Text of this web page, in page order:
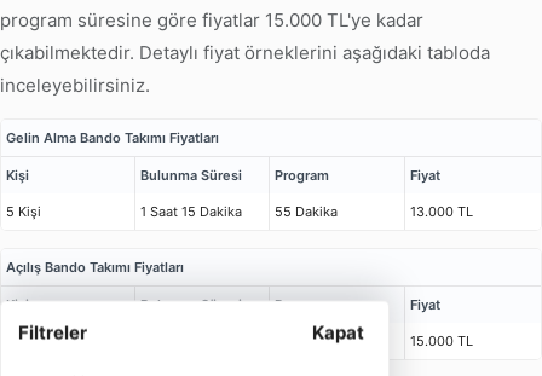
Filtreler Kapat
program süresine göre fiyatlar 15.000 TL'ye kadar
çıkabilmektedir. Detaylı fiyat örneklerini aşağıdaki tabloda
inceleyebilirsiniz.
Gelin Alma Bando Takımı Fiyatları
Kişi Bulunma Süresi Program Fiyat
5 Kişi 1 Saat 15 Dakika 55 Dakika 13.000 TL
Açılış Bando Takımı Fiyatları
Kişi Bulunma Süresi Program Fiyat
5 Kişi 2 x 25 Dakika 15.000 TL